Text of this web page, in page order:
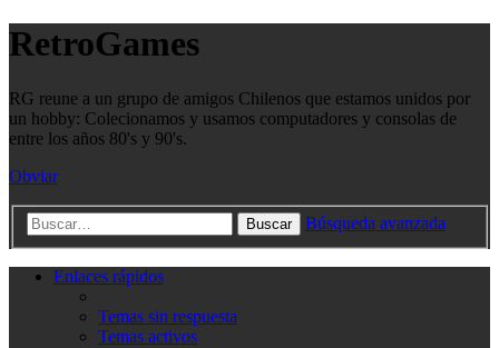
RetroGames
RG reune a un grupo de amigos Chilenos que estamos unidos por
un hobby: Colecionamos y usamos computadores y consolas de
entre los años 80's y 90's.
Obviar
Buscar Búsqueda avanzada
Enlaces rápidos
Temas sin respuesta
Temas activos